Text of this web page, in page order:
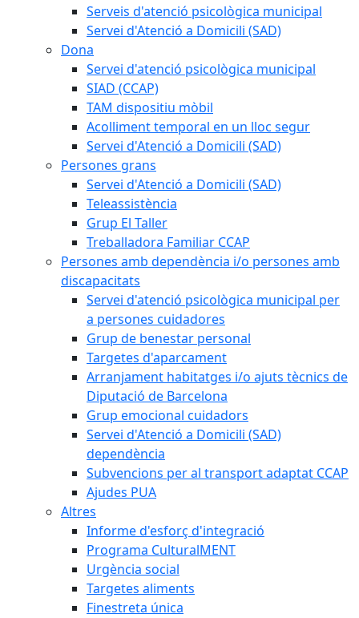
Serveis d'atenció psicològica municipal
Servei d'Atenció a Domicili (SAD)
Dona
Servei d'atenció psicològica municipal
SIAD (CCAP)
TAM dispositiu mòbil
Acolliment temporal en un lloc segur
Servei d'Atenció a Domicili (SAD)
Persones grans
Servei d'Atenció a Domicili (SAD)
Teleassistència
Grup El Taller
Treballadora Familiar CCAP
Persones amb dependència i/o persones amb
discapacitats
Servei d'atenció psicològica municipal per
a persones cuidadores
Grup de benestar personal
Targetes d'aparcament
Arranjament habitatges i/o ajuts tècnics de
Diputació de Barcelona
Grup emocional cuidadors
Servei d'Atenció a Domicili (SAD)
dependència
Subvencions per al transport adaptat CCAP
Ajudes PUA
Altres
Informe d'esforç d'integració
Programa CulturalMENT
Urgència social
Targetes aliments
Finestreta única